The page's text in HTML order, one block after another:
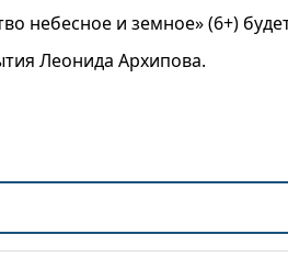
небесное и земное» (6+)
Леонида Архипова.